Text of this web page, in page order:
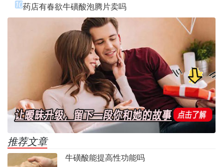
10药店有春欲牛磺酸泡腾片卖吗
推荐文章
牛磺酸能提高性功能吗